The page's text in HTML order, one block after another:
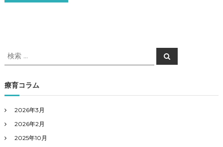
検
索
象
:
検
索
療育コラム
2026年3月
2026年2月
2025年10月